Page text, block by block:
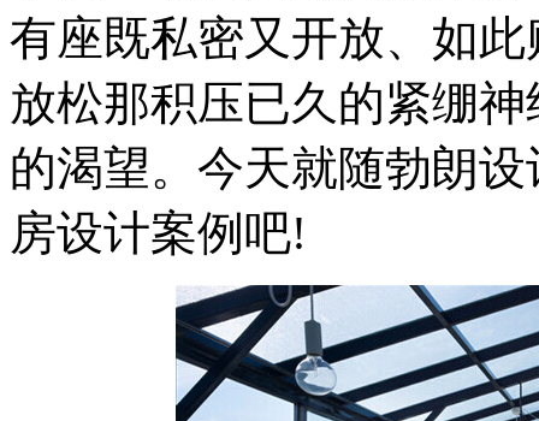
有座既私密又开放、如
放松那积压已久的紧绷
的渴望。今天就随勃朗
房设计案例吧!